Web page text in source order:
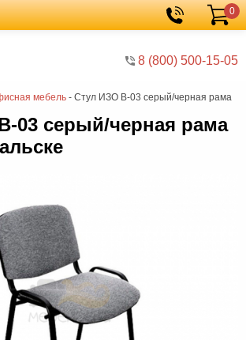
8 (800) 500-15-05
Корзина
0
мебель - Стул ИЗО В-03 серый/черная рама
03 серый/черная рама